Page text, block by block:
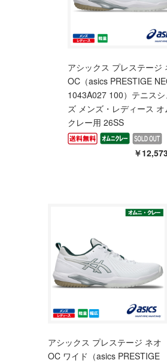
アシックス プレステージ
OC（asics PRESTIGE
1043A027 100）テニスシ
ズ メンズ・レディース オ
クレー用 26SS
￥
アシックス プレステージ ネオ
OC ワイド（asics PRESTIGE